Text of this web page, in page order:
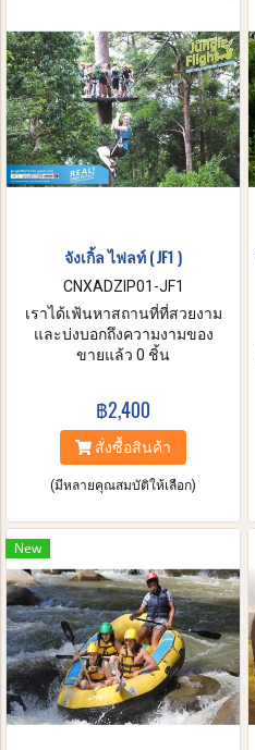
พระเจ้าอยู่หัวและสมเด็จพระนาง
เจ้าฯ พระบรมราชินีนาถ อันเป็น
สถาปัตยกรรมงดงามท่ามกลาง
ทิวทัศน์ของดอยอินทนนท์
จังเกิ้ล ไฟลท์ ( JF1 )
CNXADZIP01-JF1
เราได้เฟ้นหาสถานที่ที่สวยงาม
และบ่งบอกถึงความงามของ
ธรรมชาติอย่างแท้จริงที่เต็มไป
ที่มีรากที่ยั่งลึก และทนทานต่อแรง
สภาพอากาศต่างๆ เรามีความ
หลงใหล และมุ่งมั่นที่จะดูแลป่าไม้
อันเงียบสงบเหล่านี้ที่เปรียบเหมือน
ดั่งสวรรค์ และจะรักษามันเอาไว้
เพื่อคนในยุคสมัยต่อๆไป เชิญมา
สัมผัสกับประสบการณ์แสนวิเศษนี้
ขายแล้ว 0 ชิ้น
฿2,400
สั่งซื้อสินค้า
(มีหลายคุณสมบัติให้เลือก)
New